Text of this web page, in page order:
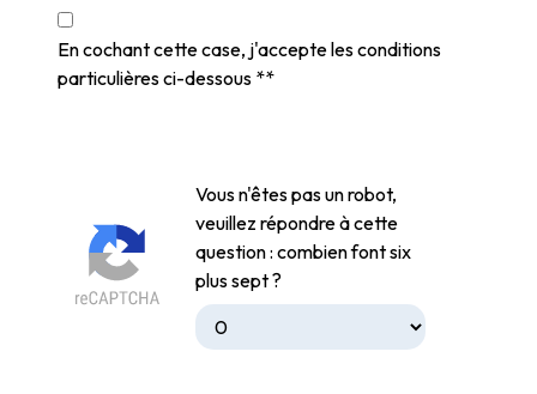
En cochant cette case, j'accepte les conditions
particulières ci-dessous **
Vous n'êtes pas un robot,
veuillez répondre à cette
question : combien font six
plus sept ?